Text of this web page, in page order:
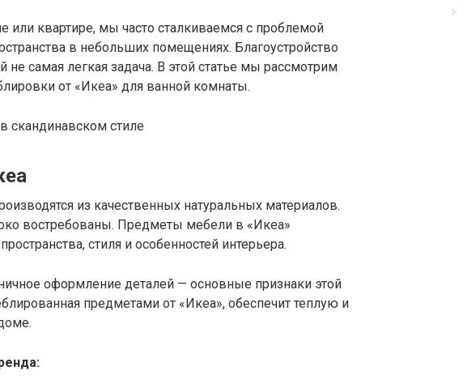
или квартире, мы часто сталкиваемся с проблемой
в небольших помещениях. Благоустройство
не самая легкая задача. В этой статье мы рассмотрим
от «Икеа» для ванной комнаты.
из качественных натуральных материалов.
востребованы. Предметы мебели в «Икеа»
стиля и особенностей интерьера.
оформление деталей — основные признаки этой
предметами от «Икеа», обеспечит теплую и